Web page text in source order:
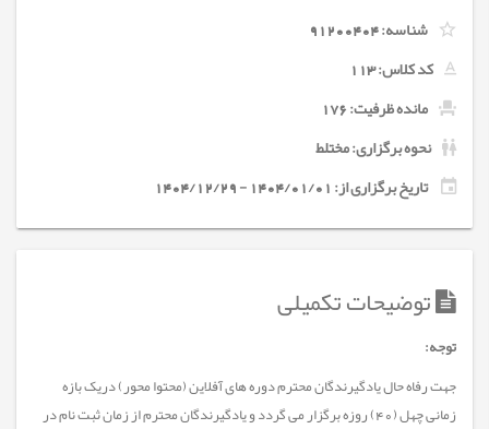
شناسه:91200404
کد کلاس:113
مانده ظرفیت: 176
نحوه برگزاری: مختلط
تاریخ برگزاری از: 1404/01/01 - 1404/12/29
توضیحات تکمیلی
توجه:
جهت رفاه حال یادگیرندگان محترم دوره های آفلاین (محتوا محور) دریک بازه
زمانی چهل (40) روزه برگزار می گردد و یادگیرندگان محترم از زمان ثبت نام در